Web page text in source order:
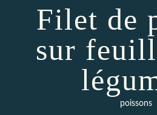
Filet de
sur
poissons